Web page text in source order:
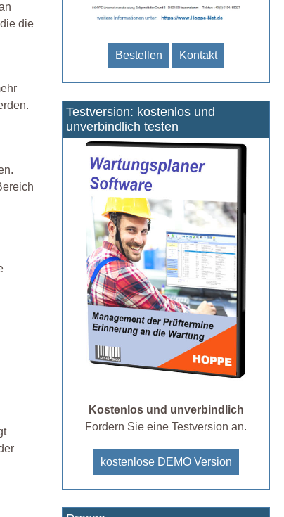
die
Bestellen Kontakt
Testversion: kostenlos und
unverbindlich testen
Kostenlos und unverbindlich
Fordern Sie eine Testversion an.
kostenlose DEMO Version